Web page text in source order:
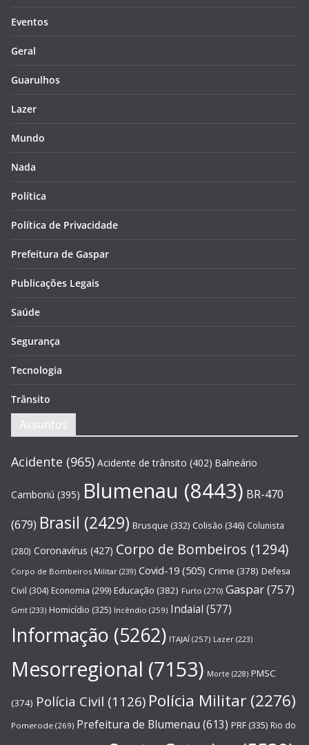
Eventos
Geral
Guarulhos
Lazer
Mundo
Nada
Política
Política de Privacidade
Prefeitura de Gaspar
Publicações Legais
Saúde
Segurança
Tecnologia
Trânsito
Assuntos
Acidente (965) Acidente de trânsito (402) Balneário
Camboriú (395) Blumenau (8443) BR-470
(679) Brasil (2429) Brusque (332) Colisão (346) Colunista
(280) Coronavírus (427) Corpo de Bombeiros (1294)
Corpo de Bombeiros Militar (239) Covid-19 (505) Crime (378) Defesa
Civil (304) Economia (299) Educação (382) Furto (270) Gaspar(757)
Gmt (233) Homicídio (325) Incêndio (259) Indaial (577)
Informação (5262) ITAJAÍ (257) Lazer (223)
Mesorregional (7153) Morte (228) PMSC
(374) Polícia Civil (1126) Polícia Militar (2276)
Pomerode (269) Prefeitura de Blumenau (613) PRF (335) Rio do